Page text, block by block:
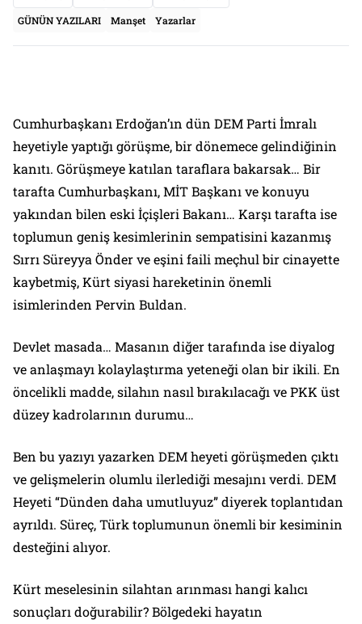
GÜNÜN YAZILARI Manşet Yazarlar
Cumhurbaşkanı Erdoğan’ın dün DEM Parti İmralı
heyetiyle yaptığı görüşme, bir dönemece gelindiğinin
kanıtı. Görüşmeye katılan taraflara bakarsak… Bir
tarafta Cumhurbaşkanı, MİT Başkanı ve konuyu
yakından bilen eski İçişleri Bakanı… Karşı tarafta ise
toplumun geniş kesimlerinin sempatisini kazanmış
Sırrı Süreyya Önder ve eşini faili meçhul bir cinayette
kaybetmiş, Kürt siyasi hareketinin önemli
isimlerinden Pervin Buldan.
Devlet masada… Masanın diğer tarafında ise diyalog
ve anlaşmayı kolaylaştırma yeteneği olan bir ikili. En
öncelikli madde, silahın nasıl bırakılacağı ve PKK üst
düzey kadrolarının durumu…
Ben bu yazıyı yazarken DEM heyeti görüşmeden çıktı
ve gelişmelerin olumlu ilerlediği mesajını verdi. DEM
Heyeti “Dünden daha umutluyuz” diyerek toplantıdan
ayrıldı. Süreç, Türk toplumunun önemli bir kesiminin
desteğini alıyor.
Kürt meselesinin silahtan arınması hangi kalıcı
sonuçları doğurabilir? Bölgedeki hayatın